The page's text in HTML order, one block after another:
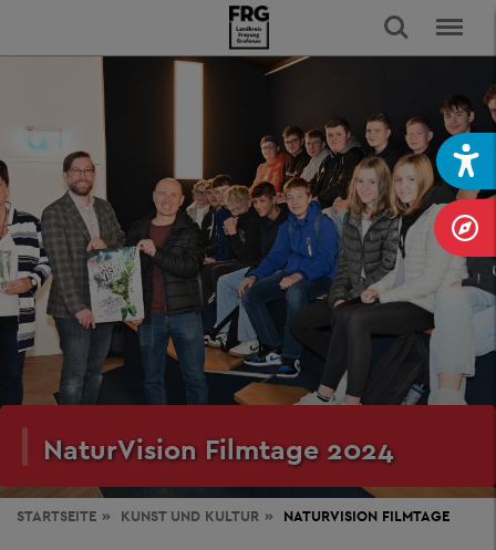
NaturVision Filmtage 2024
STARTSEITE KUNST UND KULTUR NATURVISION FILMTAGE